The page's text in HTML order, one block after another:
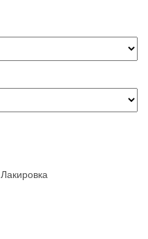
Лакировка